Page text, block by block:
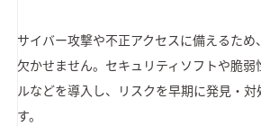
サイバー攻撃や不正アクセスに備えるため
欠かせません。セキュリティソフトや脆
ルなどを導入し、リスクを早期に発見・
す。